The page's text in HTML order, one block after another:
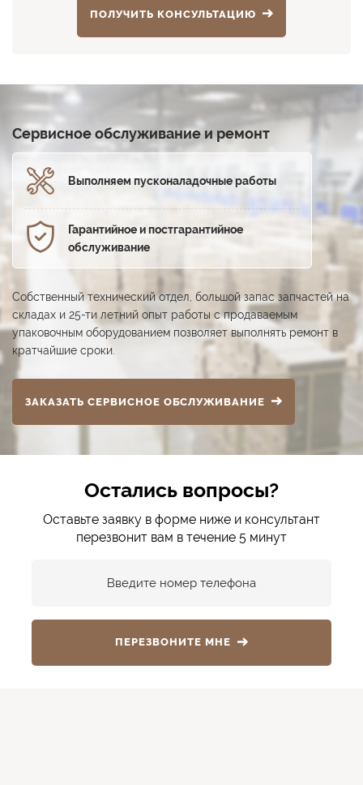
ПОЛУЧИТЬ КОНСУЛЬТАЦИЮ
Сервисное обслуживание и ремонт
Выполняем пуско­наладочные работы
Гарантийное и постга­рантийное
обслуживание
Собственный технический отдел, большой запас запчастей на
складах и 25-ти летний опыт работы с продаваемым
упаковочным оборудованием позволяет выполнять ремонт в
кратчайшие сроки.
ЗАКАЗАТЬ СЕРВИСНОЕ ОБСЛУЖИВАНИЕ
Остались вопросы?
Оставьте заявку в форме ниже и консультант
перезвонит вам в течение 5 минут
Введите номер телефона
ПЕРЕЗВОНИТЕ МНЕ